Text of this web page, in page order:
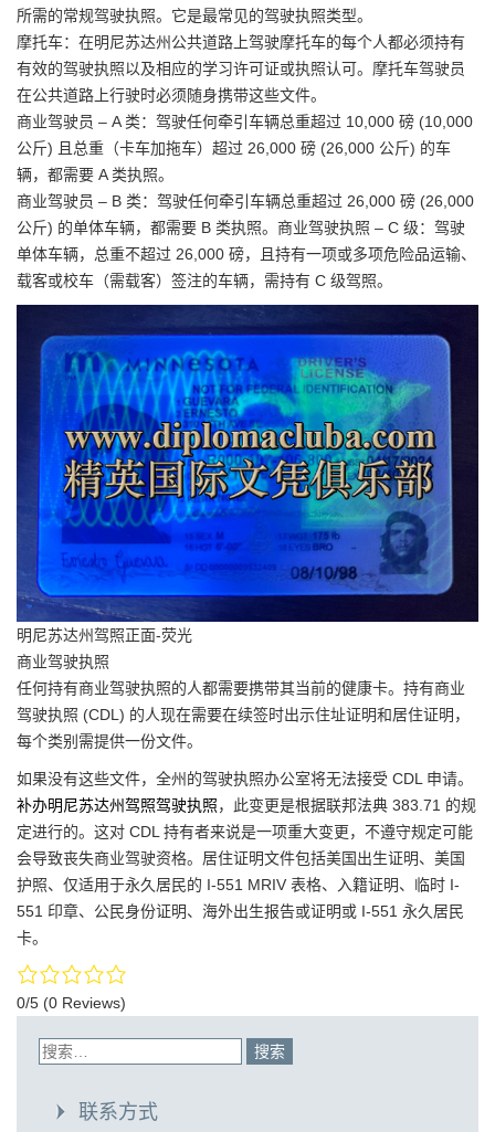
所需的常规驾驶执照。它是最常见的驾驶执照类型。
摩托车：在明尼苏达州公共道路上驾驶摩托车的每个人都必须持有
有效的驾驶执照以及相应的学习许可证或执照认可。摩托车驾驶员
在公共道路上行驶时必须随身携带这些文件。
商业驾驶员 – A 类：驾驶任何牵引车辆总重超过 10,000 磅 (10,000
公斤) 且总重（卡车加拖车）超过 26,000 磅 (26,000 公斤) 的车
辆，都需要 A 类执照。
商业驾驶员 – B 类：驾驶任何牵引车辆总重超过 26,000 磅 (26,000
公斤) 的单体车辆，都需要 B 类执照。商业驾驶执照 – C 级：驾驶
单体车辆，总重不超过 26,000 磅，且持有一项或多项危险品运输、
载客或校车（需载客）签注的车辆，需持有 C 级驾照。
明尼苏达州驾照正面-荧光
商业驾驶执照
任何持有商业驾驶执照的人都需要携带其当前的健康卡。持有商业
驾驶执照 (CDL) 的人现在需要在续签时出示住址证明和居住证明，
每个类别需提供一份文件。
如果没有这些文件，全州的驾驶执照办公室将无法接受 CDL 申请。
补办明尼苏达州驾照驾驶执照，此变更是根据联邦法典 383.71 的规
定进行的。这对 CDL 持有者来说是一项重大变更，不遵守规定可能
会导致丧失商业驾驶资格。居住证明文件包括美国出生证明、美国
护照、仅适用于永久居民的 I-551 MRIV 表格、入籍证明、临时 I-
551 印章、公民身份证明、海外出生报告或证明或 I-551 永久居民
卡。
0/5 (0 Reviews)
联系方式